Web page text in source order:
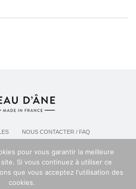
NOUS CONTACTER / FAQ
DE CONFIDENTIALITÉ
pour vous garantir la meilleure
Si vous continuez à utiliser ce
que vous acceptez l'utilisation des
cookies.